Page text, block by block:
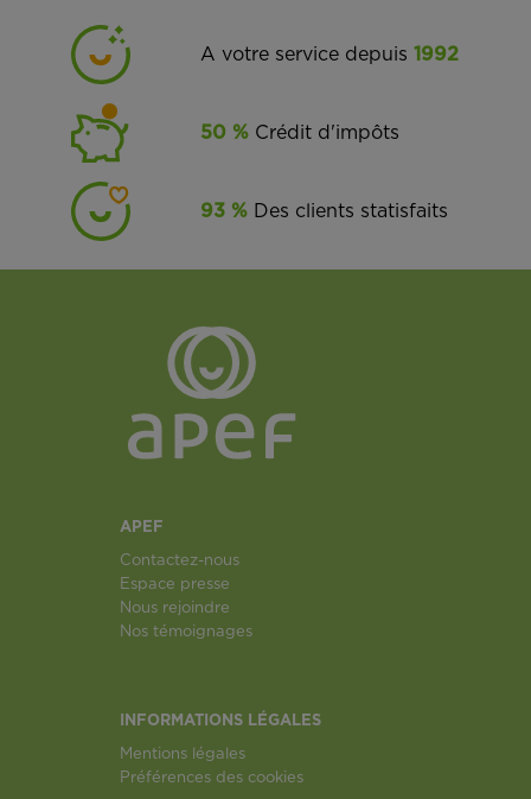
A votre service depuis1992
50 % Crédit d'impôts
93 % Des clients statisfaits
APEF
Contactez-nous
Espace presse
Nous rejoindre
Nos témoignages
INFORMATIONS LÉGALES
Mentions légales
Préférences des cookies